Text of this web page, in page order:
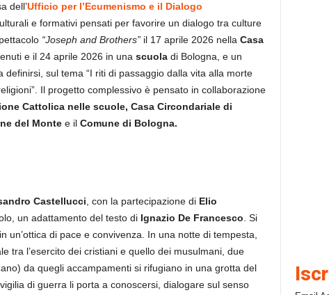
dell’Ufficio per l’Ecumenismo e il Dialogo
e formativi pensati per favorire un dialogo tra culture
“Joseph and Brothers”il 17 aprile 2026 nella Casa
e il 24 aprile 2026 in una scuoladi Bologna, e un
sul tema “I riti di passaggio dalla vita alla morte
Il progetto complessivo è pensato in collaborazione
Cattolica nelle scuole, Casa Circondariale di
del Monte e il Comune di Bologna.
Castellucci , con la partecipazione di Elio
un adattamento del testo diIgnazio De Francesco . Si
un’ottica di pace e convivenza. In una notte di tempesta,
tra l’esercito dei cristiani e quello dei musulmani, due
da quegli accampamenti si rifugiano in una grotta del
di guerra li porta a conoscersi, dialogare sul senso